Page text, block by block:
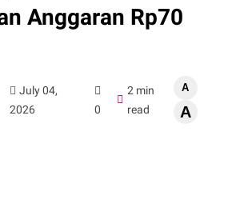
Anggaran Rp70
July 04,
2026
0
2 min
read
A
A